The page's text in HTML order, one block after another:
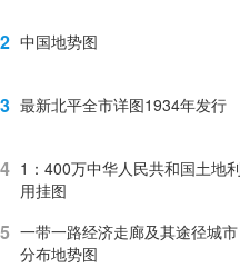
2 中国地势图
3 最新北平全市详图1934年发行
4 1：400万中华人民共和国土地利
用挂图
5 一带一路经济走廊及其途径城市
分布地势图